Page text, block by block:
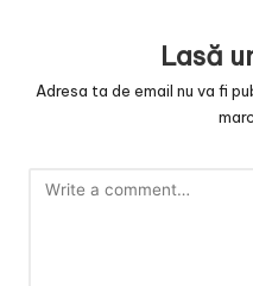
Lasă
Adresa ta de email nu va fi